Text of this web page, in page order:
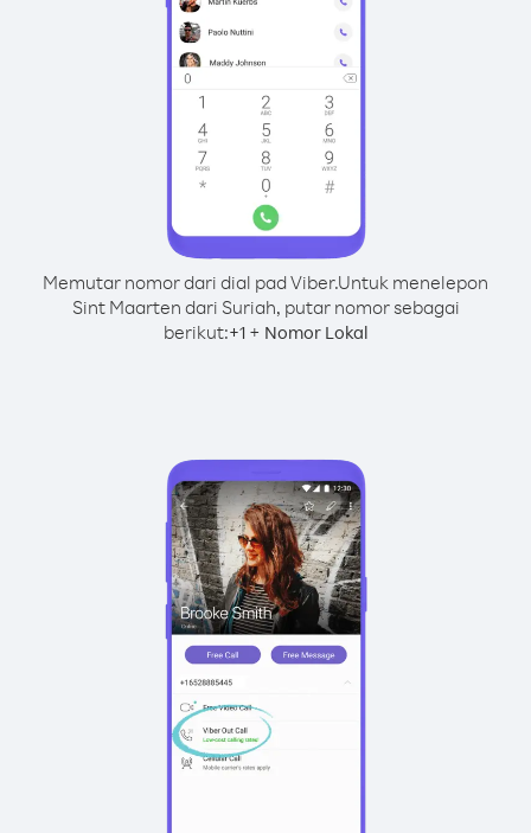
Memutar nomor dari dial pad Viber.Untuk menelepon
Sint Maarten dari Suriah, putar nomor sebagai
berikut:+1+ Nomor Lokal